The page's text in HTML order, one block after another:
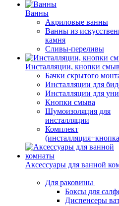
Ванны
Акриловые ванны
Ванны из
камня
Сливы-переливы
Инсталляции, кнопки
Бачки скрытого
Инсталляции для
Инсталляции для
Кнопки смыва
Шумоизоляция для
инсталляции
Комплект
Аксессуары для ванной
Для раковины
Боксы для
Диспенсеры